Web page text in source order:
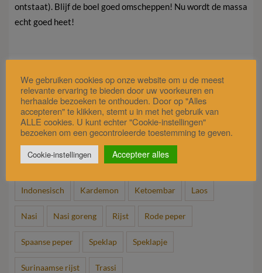
ontstaat). Blijf de boel goed omscheppen! Nu wordt de massa
echt goed heet!
Stap 12
Dien het geheel op met wat kroepoek, atjar en wat
seroendeng Eet smakelijk.
Tags: Basmati rijst bouillonblokje Citroengras
Indonesisch Kardemon Ketoembar Laos
Nasi Nasi goreng Rijst Rode peper
Spaanse peper Speklap Speklapje
Surinaamse rijst Trassi
We gebruiken cookies op onze website om u de meest
relevante ervaring te bieden door uw voorkeuren en
herhaalde bezoeken te onthouden. Door op "Alles
accepteren" te klikken, stemt u in met het gebruik van
ALLE cookies. U kunt echter "Cookie-instellingen"
bezoeken om een gecontroleerde toestemming te geven.
Cookie-instellingen Accepteer alles